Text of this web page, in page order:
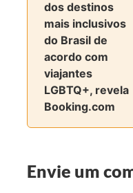
i
l
h
a
r
n
o
F
e
i
l
h
a
r
n
o
T
t
i
l
h
a
n
o
I
t
l
v
a
m
dos destinos
mais inclusivos
do Brasil de
acordo com
viajantes
LGBTQ+, revela
Booking.com
Envie um